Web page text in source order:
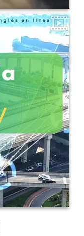
personal)
owl.” (Soy más de las
que de las noches.)
tus gustos o
sonar más natural,
de vos mismo.
y naturales.
tu vocabulario.
más pro en inglés.
#EnglishTips